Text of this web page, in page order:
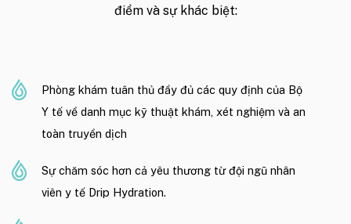
điểm và sự khác biệt:
Phòng khám tuân thủ đầy đủ các quy định của Bộ
Y tế về danh mục kỹ thuật khám, xét nghiệm và an
toàn truyền dịch
Sự chăm sóc hơn cả yêu thương từ đội ngũ nhân
viên y tế Drip Hydration.